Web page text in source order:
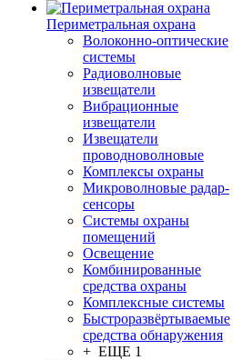
Периметральная охрана
Волоконно-оптические
системы
Радиоволновые
извещатели
Вибрационные
извещатели
Извещатели
проводноволновые
Комплексы охраны
Микроволновые радар-
сенсоры
Системы охраны
помещений
Освещение
Комбинированные
средства охраны
Комплексные системы
Быстроразвёртываемые
средства обнаружения
+ ЕЩЕ 1